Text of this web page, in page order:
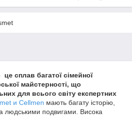
сплав багатої сімейної
майстерності, що
для всього світу експертних
и Cellmen мають багату історію,
людськими подвигами. Висока